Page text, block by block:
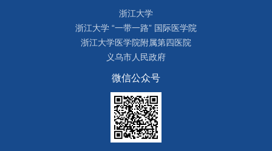
浙江大学
浙江大学 “一带一路” 国际医学院
浙江大学医学院附属第四医院
义乌市人民政府
微信公众号